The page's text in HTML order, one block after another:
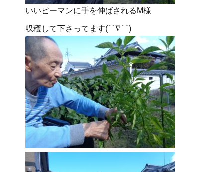
いいピーマンに手を伸ばされるM様
収穫して下さってます(⌒∇⌒)